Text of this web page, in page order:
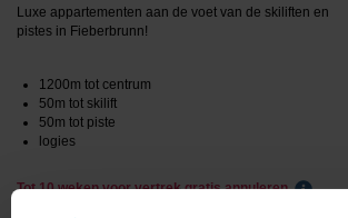
Luxe appartementen aan de voet van de skiliften en
pistes in Fieberbrunn!
1200m tot centrum
50m tot skilift
50m tot piste
logies
Tot 10 weken voor vertrek gratis annuleren